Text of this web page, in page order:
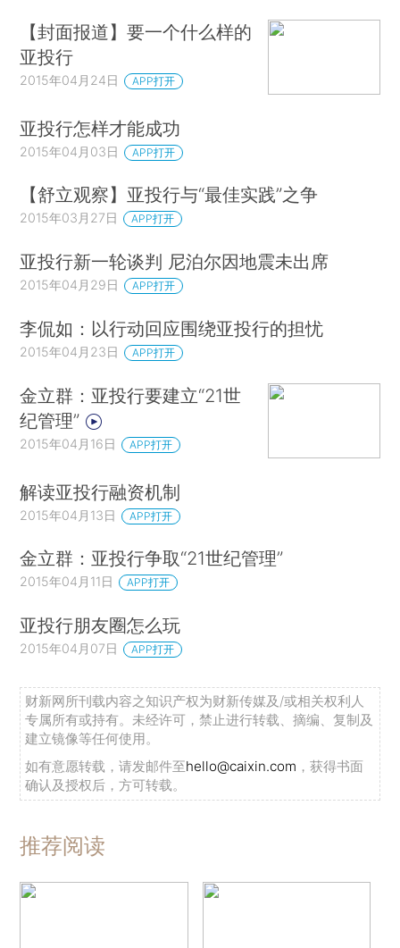
【封面报道】要一个什么样的
亚投行
2015年04月24日 APP打开
亚投行怎样才能成功
2015年04月03日 APP打开
【舒立观察】亚投行与“最佳实践”之争
2015年03月27日 APP打开
亚投行新一轮谈判 尼泊尔因地震未出席
2015年04月29日 APP打开
李侃如：以行动回应围绕亚投行的担忧
2015年04月23日 APP打开
金立群：亚投行要建立“21世
纪管理”
2015年04月16日 APP打开
解读亚投行融资机制
2015年04月13日 APP打开
金立群：亚投行争取“21世纪管理”
2015年04月11日 APP打开
亚投行朋友圈怎么玩
2015年04月07日 APP打开
财新网所刊载内容之知识产权为财新传媒及/或相关权利人
专属所有或持有。未经许可，禁止进行转载、摘编、复制及
建立镜像等任何使用。
如有意愿转载，请发邮件至hello@caixin.com ，获得书面
确认及授权后，方可转载。
推荐阅读